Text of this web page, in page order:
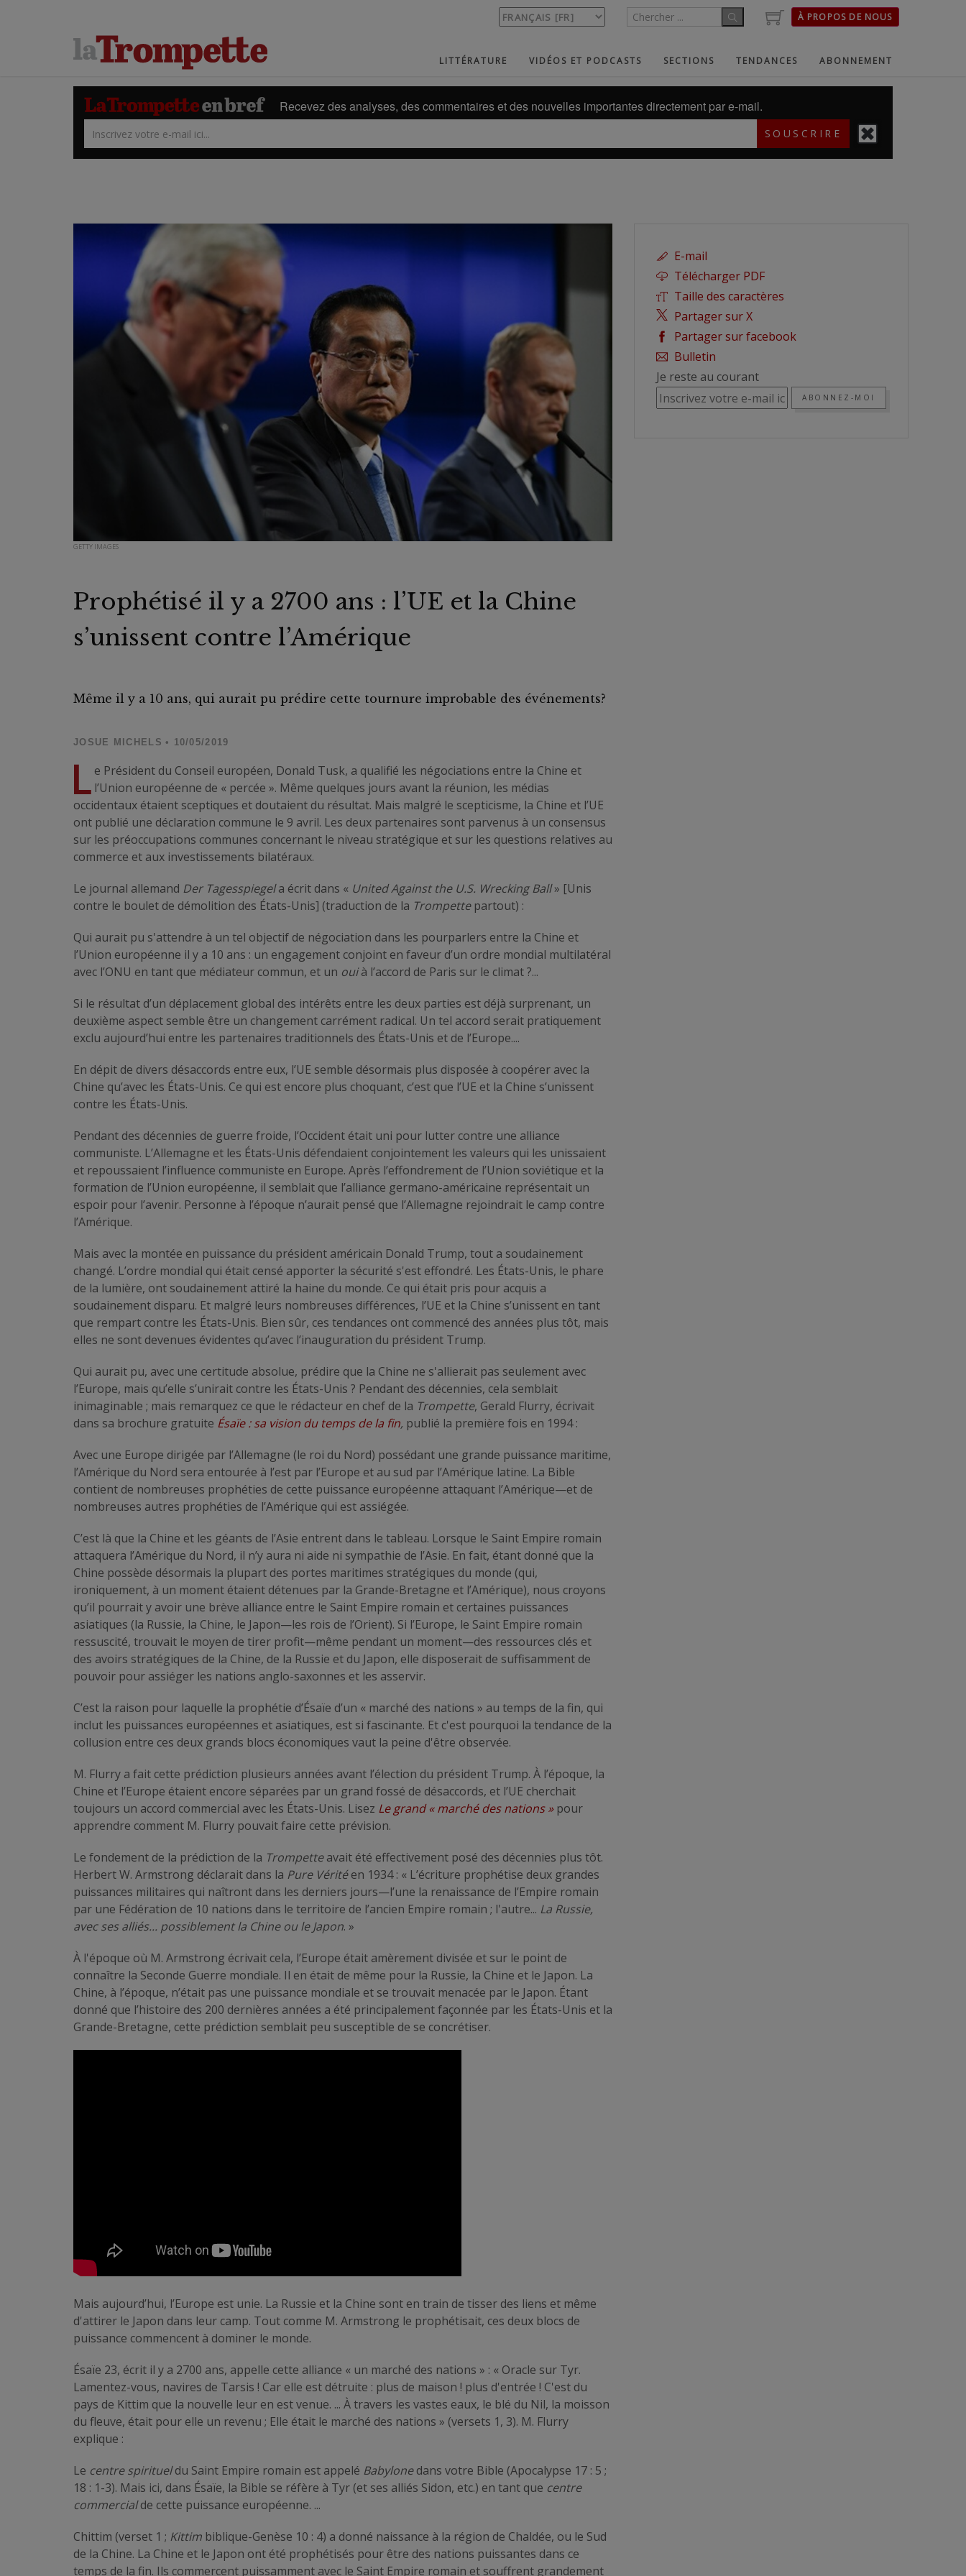
À PROPOS DE NOUS
LITTÉRATURE VIDÉOS ET PODCASTS SECTIONS TENDANCES ABONNEMENT
Recevez des analyses, des commentaires et des nouvelles importantes directement par e-mail.
SOUSCRIRE
GETTY IMAGES
Prophétisé il y a 2700 ans : l’UE et la Chine
s’unissent contre l’Amérique
Même il y a 10 ans, qui aurait pu prédire cette tournure improbable des événements?
JOSUE MICHELS • 10/05/2019
L e Président du Conseil européen, Donald Tusk, a qualifié les négociations entre la Chine et
l’Union européenne de « percée ». Même quelques jours avant la réunion, les médias
occidentaux étaient sceptiques et doutaient du résultat. Mais malgré le scepticisme, la Chine et l’UE
ont publié une déclaration commune le 9 avril. Les deux partenaires sont parvenus à un consensus
sur les préoccupations communes concernant le niveau stratégique et sur les questions relatives au
commerce et aux investissements bilatéraux.
Le journal allemand Der Tagesspiegela écrit dans « United Against the U.S. Wrecking Ball» [Unis
contre le boulet de démolition des États-Unis] (traduction de la Trompettepartout) :
Qui aurait pu s'attendre à un tel objectif de négociation dans les pourparlers entre la Chine et
l’Union européenne il y a 10 ans : un engagement conjoint en faveur d’un ordre mondial multilatéral
avec l’ONU en tant que médiateur commun, et un ouià l’accord de Paris sur le climat ?...
Si le résultat d’un déplacement global des intérêts entre les deux parties est déjà surprenant, un
deuxième aspect semble être un changement carrément radical. Un tel accord serait pratiquement
exclu aujourd’hui entre les partenaires traditionnels des États-Unis et de l’Europe....
En dépit de divers désaccords entre eux, l’UE semble désormais plus disposée à coopérer avec la
Chine qu’avec les États-Unis. Ce qui est encore plus choquant, c’est que l’UE et la Chine s’unissent
contre les États-Unis.
Pendant des décennies de guerre froide, l’Occident était uni pour lutter contre une alliance
communiste. L’Allemagne et les États-Unis défendaient conjointement les valeurs qui les unissaient
et repoussaient l’influence communiste en Europe. Après l’effondrement de l’Union soviétique et la
formation de l’Union européenne, il semblait que l’alliance germano-américaine représentait un
espoir pour l’avenir. Personne à l’époque n’aurait pensé que l’Allemagne rejoindrait le camp contre
l’Amérique.
Mais avec la montée en puissance du président américain Donald Trump, tout a soudainement
changé. L’ordre mondial qui était censé apporter la sécurité s'est effondré. Les États-Unis, le phare
de la lumière, ont soudainement attiré la haine du monde. Ce qui était pris pour acquis a
soudainement disparu. Et malgré leurs nombreuses différences, l’UE et la Chine s’unissent en tant
que rempart contre les États-Unis. Bien sûr, ces tendances ont commencé des années plus tôt, mais
elles ne sont devenues évidentes qu’avec l’inauguration du président Trump.
Qui aurait pu, avec une certitude absolue, prédire que la Chine ne s'allierait pas seulement avec
l’Europe, mais qu’elle s’unirait contre les États-Unis ? Pendant des décennies, cela semblait
inimaginable ; mais remarquez ce que le rédacteur en chef de la Trompette, Gerald Flurry, écrivait
dans sa brochure gratuite Ésaïe : sa vision du temps de la fin, publié la première fois en 1994 :
Avec une Europe dirigée par l’Allemagne (le roi du Nord) possédant une grande puissance maritime,
l’Amérique du Nord sera entourée à l’est par l’Europe et au sud par l’Amérique latine. La Bible
contient de nombreuses prophéties de cette puissance européenne attaquant l’Amérique—et de
nombreuses autres prophéties de l’Amérique qui est assiégée.
C’est là que la Chine et les géants de l’Asie entrent dans le tableau. Lorsque le Saint Empire romain
attaquera l’Amérique du Nord, il n’y aura ni aide ni sympathie de l’Asie. En fait, étant donné que la
Chine possède désormais la plupart des portes maritimes stratégiques du monde (qui,
ironiquement, à un moment étaient détenues par la Grande-Bretagne et l’Amérique), nous croyons
qu’il pourrait y avoir une brève alliance entre le Saint Empire romain et certaines puissances
asiatiques (la Russie, la Chine, le Japon—les rois de l’Orient). Si l’Europe, le Saint Empire romain
ressuscité, trouvait le moyen de tirer profit—même pendant un moment—des ressources clés et
des avoirs stratégiques de la Chine, de la Russie et du Japon, elle disposerait de suffisamment de
pouvoir pour assiéger les nations anglo-saxonnes et les asservir.
C’est la raison pour laquelle la prophétie d’Ésaïe d’un « marché des nations » au temps de la fin, qui
inclut les puissances européennes et asiatiques, est si fascinante. Et c'est pourquoi la tendance de la
collusion entre ces deux grands blocs économiques vaut la peine d'être observée.
M. Flurry a fait cette prédiction plusieurs années avant l’élection du président Trump. À l’époque, la
Chine et l’Europe étaient encore séparées par un grand fossé de désaccords, et l’UE cherchait
toujours un accord commercial avec les États-Unis. Lisez Le grand « marché des nations » pour
apprendre comment M. Flurry pouvait faire cette prévision.
Le fondement de la prédiction de la Trompetteavait été effectivement posé des décennies plus tôt.
Herbert W. Armstrong déclarait dans la Pure Véritéen 1934 : « L’écriture prophétise deux grandes
puissances militaires qui naîtront dans les derniers jours—l’une la renaissance de l’Empire romain
par une Fédération de 10 nations dans le territoire de l’ancien Empire romain ; l'autre... La Russie,
avec ses alliés... possiblement la Chine ou le Japon. »
À l'époque où M. Armstrong écrivait cela, l’Europe était amèrement divisée et sur le point de
connaître la Seconde Guerre mondiale. Il en était de même pour la Russie, la Chine et le Japon. La
Chine, à l’époque, n’était pas une puissance mondiale et se trouvait menacée par le Japon. Étant
donné que l’histoire des 200 dernières années a été principalement façonnée par les États-Unis et la
Grande-Bretagne, cette prédiction semblait peu susceptible de se concrétiser.
Mais aujourd’hui, l’Europe est unie. La Russie et la Chine sont en train de tisser des liens et même
d'attirer le Japon dans leur camp. Tout comme M. Armstrong le prophétisait, ces deux blocs de
puissance commencent à dominer le monde.
Ésaïe 23, écrit il y a 2700 ans, appelle cette alliance « un marché des nations » : « Oracle sur Tyr.
Lamentez-vous, navires de Tarsis ! Car elle est détruite : plus de maison ! plus d'entrée ! C'est du
pays de Kittim que la nouvelle leur en est venue. ... À travers les vastes eaux, le blé du Nil, la moisson
du fleuve, était pour elle un revenu ; Elle était le marché des nations » (versets 1, 3). M. Flurry
explique :
Le centre spiritueldu Saint Empire romain est appelé Babylonedans votre Bible (Apocalypse 17 : 5 ;
18 : 1-3). Mais ici, dans Ésaïe, la Bible se réfère à Tyr (et ses alliés Sidon, etc.) en tant que centre
commercialde cette puissance européenne. ...
Chittim (verset 1 ; Kittim biblique-Genèse 10 : 4) a donné naissance à la région de Chaldée, ou le Sud
de la Chine. La Chine et le Japon ont été prophétisés pour être des nations puissantes dans ce
temps de la fin. Ils commercent puissamment avec le Saint Empire romain et souffrent grandement
E-mail
Télécharger PDF
Taille des caractères
Partager sur X
Partager sur facebook
Bulletin
Je reste au courant
ABONNEZ-MOI